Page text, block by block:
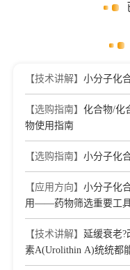
【技术讲解】 小分子化
【选购指南】 化合物/化
物使用指南
【选购指南】 小分子化
【应用方向】 小分子化
用——药物筛选重要工
【技术讲解】 延缓衰老?
素A(Urolithin A)统统都